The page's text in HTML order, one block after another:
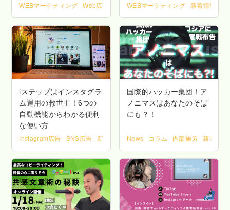
WEBマーケティング Web広告入門 新着情報
WEBマーケティング 新着情報
iステップはインスタグラ
ム運用の救世主！6つの
自動機能からわかる便利
な使い方
Instagram広告 SNS広告 新着情報
国際的ハッカー集団！ア
ノニマスはあなたのそば
にも？！
News コラム 内部施策 新着情報